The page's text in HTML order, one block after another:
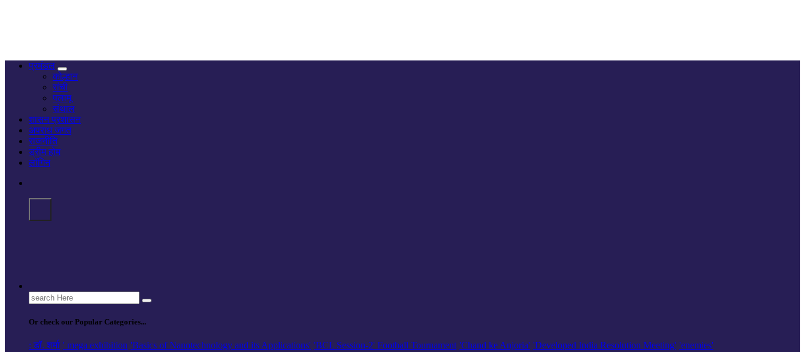
प्रमंडल
कोल्हान
रांची
पलामू
संथाल
शासन प्रशासन
अपराध जगत
राजनीति
ड्रीम होम
लॉगिन
Search
for:
Or check our Popular Categories...
: डॉ. शर्मा ' mega exhibition 'Basics of Nanotechnology and its Applications' 'BCL Session-2' Football Tournament 'Chand ke Anjoria' 'Developed India Resolution Meeting' 'enemies'